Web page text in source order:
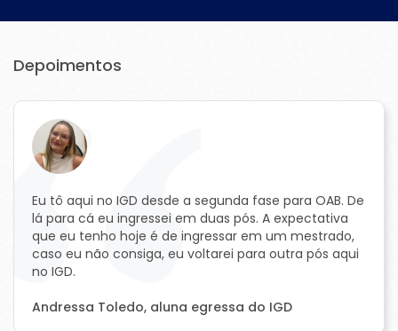
Depoimentos
Eu tô aqui no IGD desde a segunda fase para OAB. De
lá para cá eu ingressei em duas pós. A expectativa
que eu tenho hoje é de ingressar em um mestrado,
caso eu não consiga, eu voltarei para outra pós aqui
no IGD.
Andressa Toledo, aluna egressa do IGD